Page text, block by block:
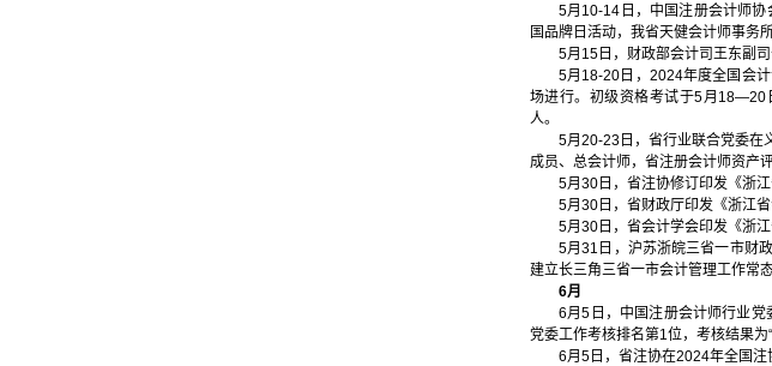
5月10-14日，中国注册会计师协
国品牌日活动，我省天健会计师事务
5月15日，财政部会计司王东副
5月18-20日，2024年度全国会
场进行。初级资格考试于5月18—20
人。
5月20-23日，省行业联合党委在
成员、总会计师，省注册会计师资产
5月30日，省注协修订印发《浙
5月30日，省财政厅印发《浙江
5月30日，省会计学会印发《浙
5月31日，沪苏浙皖三省一市财
建立长三角三省一市会计管理工作常
6月
6月5日，中国注册会计师行业
党委工作考核排名第1位，考核结果为“
6月5日，省注协在2024年全国注